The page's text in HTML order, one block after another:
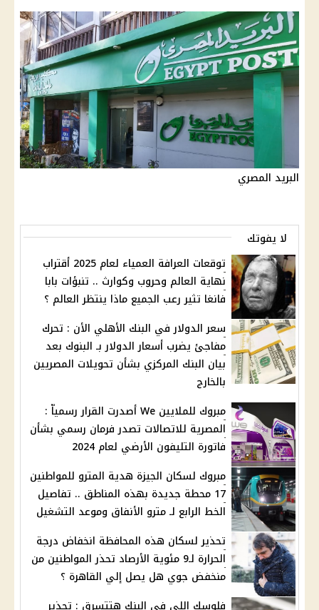
البريد المصري
لا يفوتك
توقعات العرافة العمياء لعام 2025 أقتراب
نهاية العالم وحروب وكوارث .. تنبؤات بابا
فانغا تثير رعب الجميع ماذا ينتظر العالم ؟
سعر الدولار في البنك الأهلي الأن : تحرك
مفاجئ يضرب أسعار الدولار بـ البنوك بعد
بيان البنك المركزي بشأن تحويلات المصريين
بالخارج
مبروك للملايين We أصدرت القرار رسمياّ :
المصرية للاتصالات تصدر فرمان رسمي بشأن
فاتورة التليفون الأرضي لعام 2024
مبروك لسكان الجيزة هدية المترو للمواطنين
17 محطة جديدة بهذه المناطق .. تفاصيل
الخط الرابع لـ مترو الأنفاق وموعد التشغيل
تحذير لسكان هذه المحافظة انخفاض درجة
الحرارة لـ9 مئوية الأرصاد تحذر المواطنين من
منخفض جوي هل يصل إلي القاهرة ؟
فلوسك اللي في البنك هتتسرق : تحذير